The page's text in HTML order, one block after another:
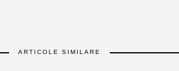
ARTICOLE SIMILARE